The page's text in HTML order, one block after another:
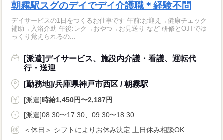
朝霧駅スグのデイでデイ介護職＊経験不問
デイサービスの1日をつくるお仕事です 午前:お迎え→健康チェック
補助→入浴介助 午後:レク→おやつ→お見送り など 研修とOJTでゆ
っくり覚えられるの...
[派遣]デイサービス、施設内介護・看護、運転代
行・送迎
[勤務地]/兵庫県神戸市西区 / 朝霧駅
[派遣]時給1,450円〜2,187円
[派遣]08:30〜17:30、09:30〜18:30
＜休日＞ シフトによりお休み決定 土日休み相談OK